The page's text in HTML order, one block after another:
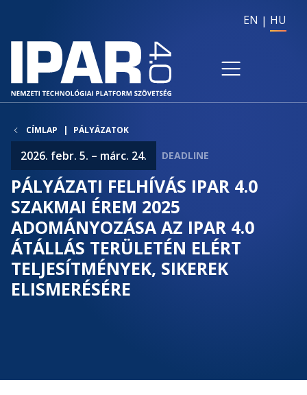
EN HU
CÍMLAP PÁLYÁZATOK
2026. febr. 5. – márc. 24.
PÁLYÁZATI FELHÍVÁS IPAR 4.0
SZAKMAI ÉREM 2025
ADOMÁNYOZÁSA AZ IPAR 4.0
ÁTÁLLÁS TERÜLETÉN ELÉRT
TELJESÍTMÉNYEK, SIKEREK
ELISMERÉSÉRE